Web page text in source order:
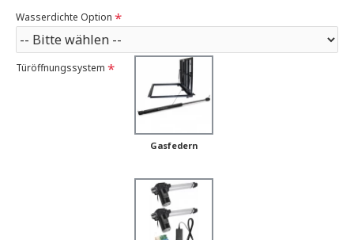
Wasserdichte Option
Türöffnungssystem
Gasfedern